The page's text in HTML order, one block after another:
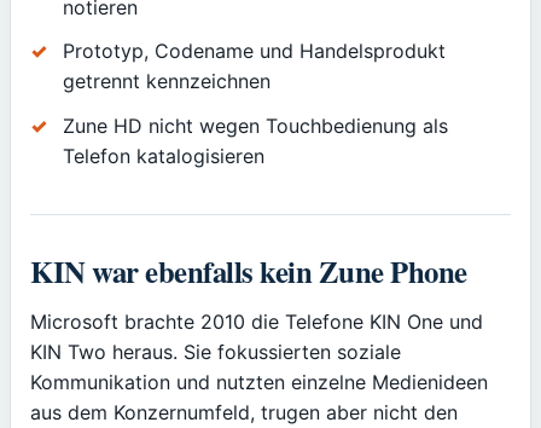
notieren
Prototyp, Codename und Handelsprodukt
getrennt kennzeichnen
Zune HD nicht wegen Touchbedienung als
Telefon katalogisieren
KIN war ebenfalls kein Zune Phone
Microsoft brachte 2010 die Telefone KIN One und
KIN Two heraus. Sie fokussierten soziale
Kommunikation und nutzten einzelne Medienideen
aus dem Konzernumfeld, trugen aber nicht den